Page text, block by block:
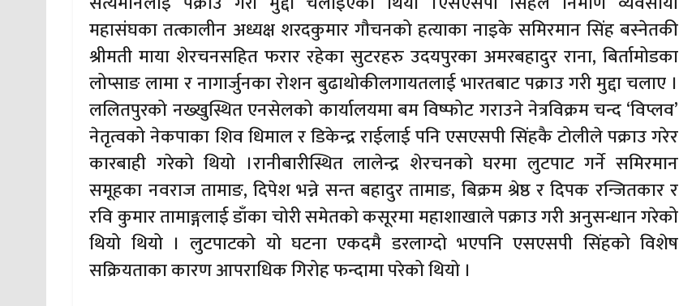
महासंघका तत्कालीन अध्यक्ष शरदकुमार गौचनको हत्याका नाइके समिरमान सिंह बस्नेतकी
श्रीमती माया शेरचनसहित फरार रहेका सुटरहरु उदयपुरका अमरबहादुर राना, बिर्तामोडका
लोप्साङ लामा र नागार्जुनका रोशन बुढाथोकीलगायतलाई भारतबाट पक्राउ गरी मुद्दा चलाए ।
ललितपुरको नख्खुस्थित एनसेलको कार्यालयमा बम विष्फोट गराउने नेत्रविक्रम चन्द ‘विप्लव’
नेतृत्वको नेकपाका शिव धिमाल र डिकेन्द्र राईलाई पनि एसएसपी सिंहकै टोलीले पक्राउ गरेर
कारबाही गरेको थियो ।रानीबारीस्थित लालेन्द्र शेरचनको घरमा लुटपाट गर्ने समिरमान
समूहका नवराज तामाङ, दिपेश भन्ने सन्त बहादुर तामाङ, बिक्रम श्रेष्ठ र दिपक रन्जितकार र
रवि कुमार तामाङ्गलाई डाँका चोरी समेतको कसूरमा महाशाखाले पक्राउ गरी अनुसन्धान गरेको
थियो थियो । लुटपाटको यो घटना एकदमै डरलाग्दो भएपनि एसएसपी सिंहको विशेष
सक्रियताका कारण आपराधिक गिरोह फन्दामा परेको थियो ।